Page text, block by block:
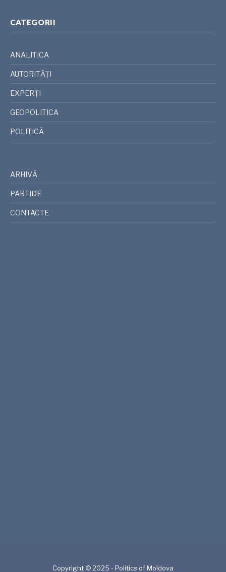
CATEGORII
ANALITICA
AUTORITĂȚI
EXPERȚI
GEOPOLITICA
POLITICĂ
ARHIVĂ
PARTIDE
CONTACTE
Copyright © 2025 - Politics of Moldova